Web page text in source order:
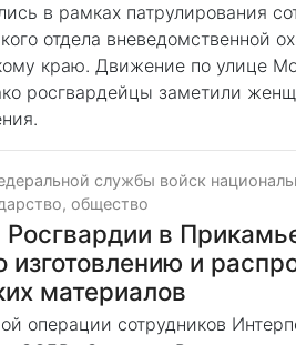
в рамках патрулирования
отдела вневедомственной
краю. Движение по улице
росгвардейцы заметили
службы войск
общество
в
изготовлению и
материалов
операции сотрудников